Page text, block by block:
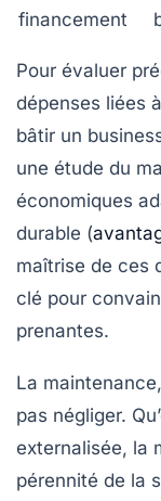
financement
Pour évaluer
dépenses liées
bâtir un
une étude du
économiques
durable (
maîtrise de ces
clé pour
prenantes.
La
pas négliger.
externalisée, la
pérennité de la